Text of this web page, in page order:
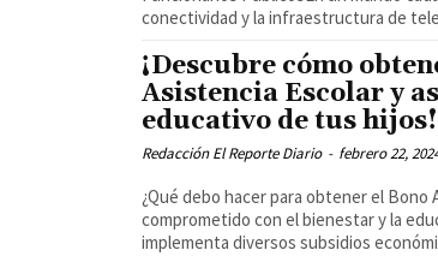
conectividad y la infraestructura de
¡Descubre cómo
Asistencia Escolar y
educativo de tus hijos!
Redacción El Reporte Diario - febrero 22,
¿Qué debo hacer para obtener el Bono
comprometido con el bienestar y la
implementa diversos subsidios